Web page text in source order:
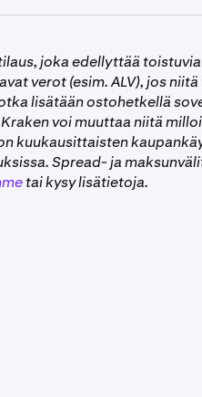
näitä ohjeitasaadaksesi
ja voimassa, eli sitä ei ole
-sovelluksessa ei oikeuta
asuville asiakkaille.
joka edellyttää
verot (esim. ALV), jos
lisätään ostohetkellä
voi muuttaa niitä
kuukausittaisten
Spread- ja
tai kysy lisätietoja.